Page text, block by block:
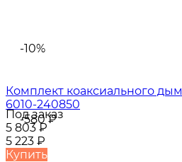
-10%
-580₽
Комплект коаксиального
6010-240850
Под заказ
5 803 ₽
5 223 ₽
Купить